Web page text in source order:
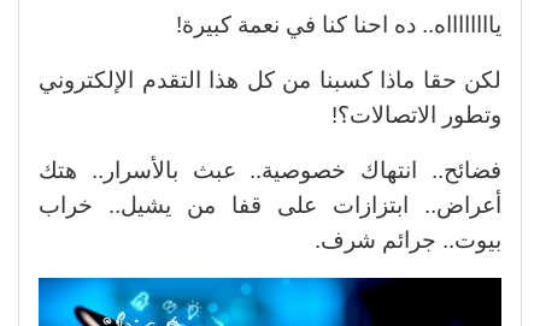
يااااااااه.. ده احنا كنا في نعمة كبيرة!
لكن حقا ماذا كسبنا من كل هذا التقدم الإلكتروني
وتطور الاتصالات؟!
فضائح.. انتهاك خصوصية.. عبث بالأسرار.. هتك
أعراض.. ابتزازات على قفا من يشيل.. خراب
بيوت.. جرائم شرف.